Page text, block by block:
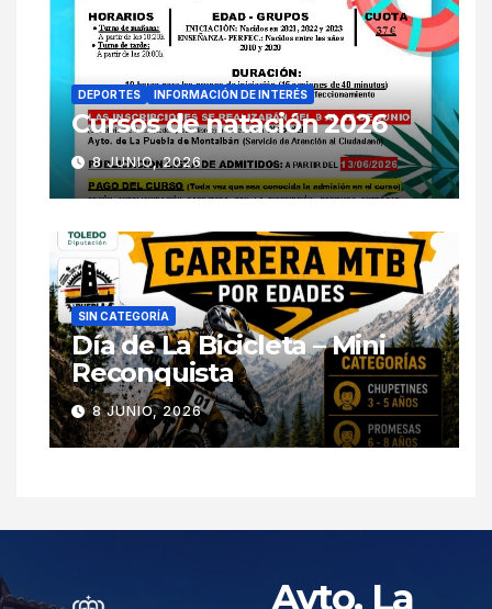
DEPORTES INFORMACIÓN DE INTERÉS
Cursos de natación 2026
8 JUNIO, 2026
SIN CATEGORÍA
Día de La Bicicleta – Mini
Reconquista
8 JUNIO, 2026
Ayto. La